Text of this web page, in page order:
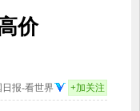
价
日报-看世界
+加关注